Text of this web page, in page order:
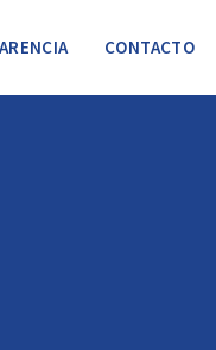
CONTACTO